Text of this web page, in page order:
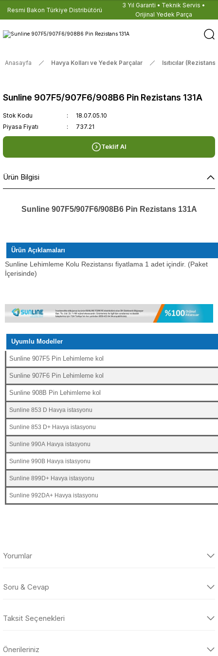
Resmi Bakon Türkiye Distribütörü
3 Yıl Garanti • Teknik Servis •
Orijinal Yedek Parça
Anasayfa Havya Kolları ve Yedek Parçalar Isıtıcılar
Sunline 907F5/907F6/908B6 Pin Rezistans 131A
Stok Kodu
18.07.05.10
Piyasa Fiyatı
737.21
Teklif Al
Ürün Bilgisi
Sunline 907F5/907F6/908B6 Pin Rezistans 131A
Ürün Açıklamaları
Sunline Lehimleme Kolu Rezistansı fiyatlama 1 adet içindir. (Paket
İçerisinde)
Uyumlu Modeller
Sunline 907F5 Pin Lehimleme kol
Sunline 907F6 Pin Lehimleme kol
Sunline 908B Pin Lehimleme kol
Sunline 853 D Havya istasyonu
Sunline 853 D+ Havya istasyonu
Sunline 990A Havya istasyonu
Sunline 990B Havya istasyonu
Sunline 899D+ Havya istasyonu
Sunline 992DA+ Havya istasyonu
konularda yetersiz gördüğünüz noktaları ön
Yorumlar
Soru & Cevap
Ürün hakkında henüz soru sorulmamış.
Taksit Seçenekleri
Önerileriniz